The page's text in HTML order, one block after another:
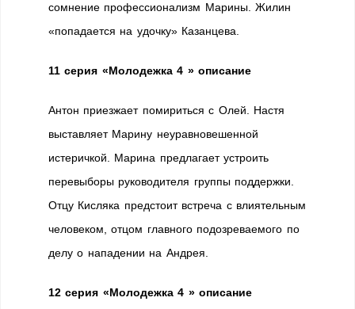
сомнение профессионализм Марины. Жилин
«попадается на удочку» Казанцева.
11 серия «Молодежка 4 » описание
Антон приезжает помириться с Олей. Настя
выставляет Марину неуравновешенной
истеричкой. Марина предлагает устроить
перевыборы руководителя группы поддержки.
Отцу Кисляка предстоит встреча с влиятельным
человеком, отцом главного подозреваемого по
делу о нападении на Андрея.
12 серия «Молодежка 4 » описание